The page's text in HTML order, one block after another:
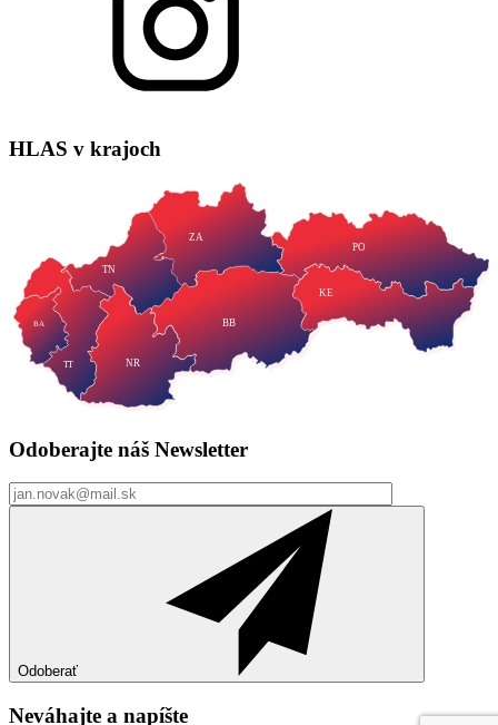
HLAS v krajoch
TT NR
TN
ZA
BB
PO
KE
BA
Odoberajte náš Newsletter
Odoberať
Neváhajte a napíšte